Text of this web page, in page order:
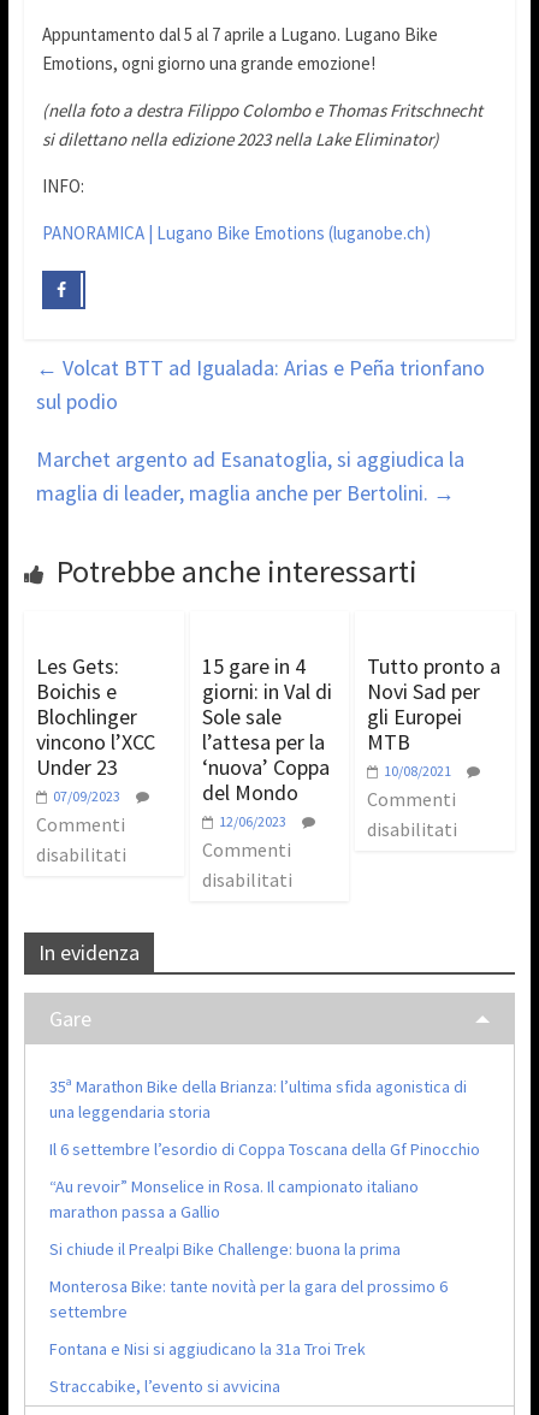
Appuntamento dal 5 al 7 aprile a Lugano. Lugano Bike
Emotions, ogni giorno una grande emozione!
(nella foto a destra Filippo Colombo e Thomas Fritschnecht
si dilettano nella edizione 2023 nella Lake Eliminator)
INFO:
PANORAMICA | Lugano Bike Emotions (luganobe.ch)
← Volcat BTT ad Igualada: Arias e Peña trionfano
sul podio
Marchet argento ad Esanatoglia, si aggiudica la
maglia di leader, maglia anche per Bertolini. →
Potrebbe anche interessarti
Les Gets:
Boichis e
Blochlinger
vincono l’XCC
Under 23
07/09/2023
Commenti
disabilitati
15 gare in 4
giorni: in Val di
Sole sale
l’attesa per la
‘nuova’ Coppa
del Mondo
12/06/2023
Commenti
disabilitati
Tutto pronto a
Novi Sad per
gli Europei
MTB
10/08/2021
Commenti
disabilitati
In evidenza
Gare
35ª Marathon Bike della Brianza: l’ultima sfida agonistica di
una leggendaria storia
Il 6 settembre l’esordio di Coppa Toscana della Gf Pinocchio
“Au revoir” Monselice in Rosa. Il campionato italiano
marathon passa a Gallio
Si chiude il Prealpi Bike Challenge: buona la prima
Monterosa Bike: tante novità per la gara del prossimo 6
settembre
Fontana e Nisi si aggiudicano la 31a Troi Trek
Straccabike, l’evento si avvicina